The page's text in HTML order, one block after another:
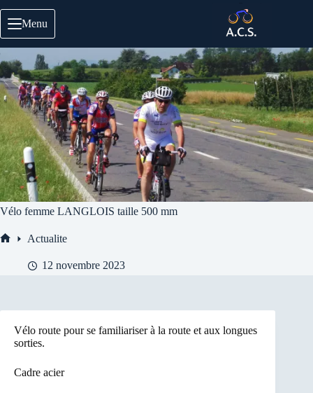
au
contenu
Menu
Vélo femme LANGLOIS taille 500 mm
Actualite
12 novembre 2023
Vélo route pour se familiariser à la route et aux longues
sorties.
Cadre acier